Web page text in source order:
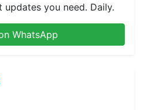
you need. Daily.
WhatsApp